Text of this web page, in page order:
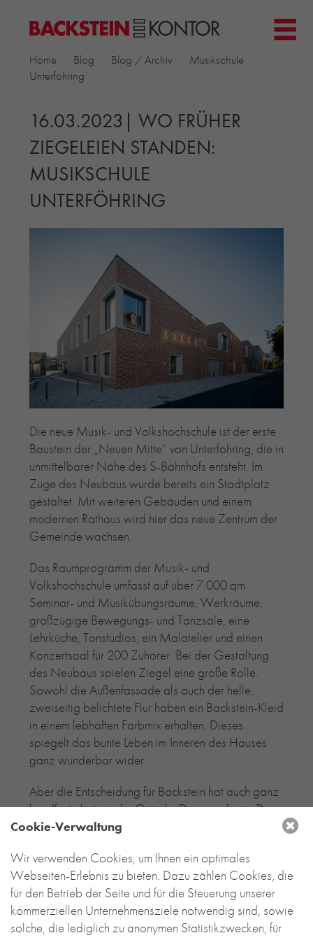
PROJEKTE
▼
KIRCHEN
MEHRFAMILIENHÄUSER
MUSEEN
EINFAMILIENHÄUSER
ÖFFENTLICHE BAUTEN
PRODUKTE
RIEMCHENKOLLEKTIONEN TONWERK
ALLGEMEINE RIEMCHENKOLLEKTIONEN
PETERSEN TEGL
RECYCLING-ZIEGEL
RE-USE-ZIEGEL
GLASUR-ZIEGEL
RE-USE-MÖRTEL
FASSADENPLANUNG (SCHWEIZ)
PRIVATKUNDEN
ÜBER UNS
BLOG
Home Blog Blog / Archiv
Musikschule
Unterföhring
16.03.2023| WO FRÜHER
ZIEGELEIEN STANDEN:
MUSIKSCHULE
UNTERFÖHRING
Die neue Musik- und Volkshochschule ist der erste
Baustein der „Neuen Mitte“ von Unterföhring, die in
unmittelbarer Nähe des S-Bahnhofs entsteht. Im
Zuge des Neubaus wurde bereits ein Stadtplatz
gestaltet. Mit weiteren Gebäuden und einem
modernen Rathaus wird hier das neue Zentrum der
Gemeinde wachsen.
Das Raumprogramm der Musik- und
Volkshochschule umfasst auf über 7.000 qm
Seminar- und Musikübungsräume, Werkräume,
großzügige Bewegungs- und Tanzsäle, eine
Lehrküche, Tonstudios, ein Malatelier und einen
Konzertsaal für 200 Zuhörer. Bei der Gestaltung
des Neubaus spielen Ziegel eine große Rolle.
Sowohl die Außenfassade als auch der helle,
zweiseitig belichtete Flur haben ein Backstein-Kleid
in einem lebhaften Farbmix erhalten. Dieses
spiegelt das bunte Leben im Inneren des Hauses
ganz wunderbar wider.
Aber die Entscheidung für Backstein hat auch ganz
handfeste historische Gründe. Denn wo heute Dax-
und Medienkonzerne residieren, gab es in
vielen Einwohnern noch präsenten Aspekt der
Ortsgeschichte greift die Musik- und
Volkshochschule mit ihrer Materialwahl
auf. Überhaupt erinnert das Gebäude mit seinen
Sheddächern und der Ziegelfassade stark an eine
Cookie-Verwaltung
Wir verwenden Cookies, um Ihnen ein optimales
Webseiten-Erlebnis zu bieten. Dazu zählen Cookies, die
für den Betrieb der Seite und für die Steuerung unserer
kommerziellen Unternehmensziele notwendig sind, sowie
solche, die lediglich zu anonymen Statistikzwecken, für